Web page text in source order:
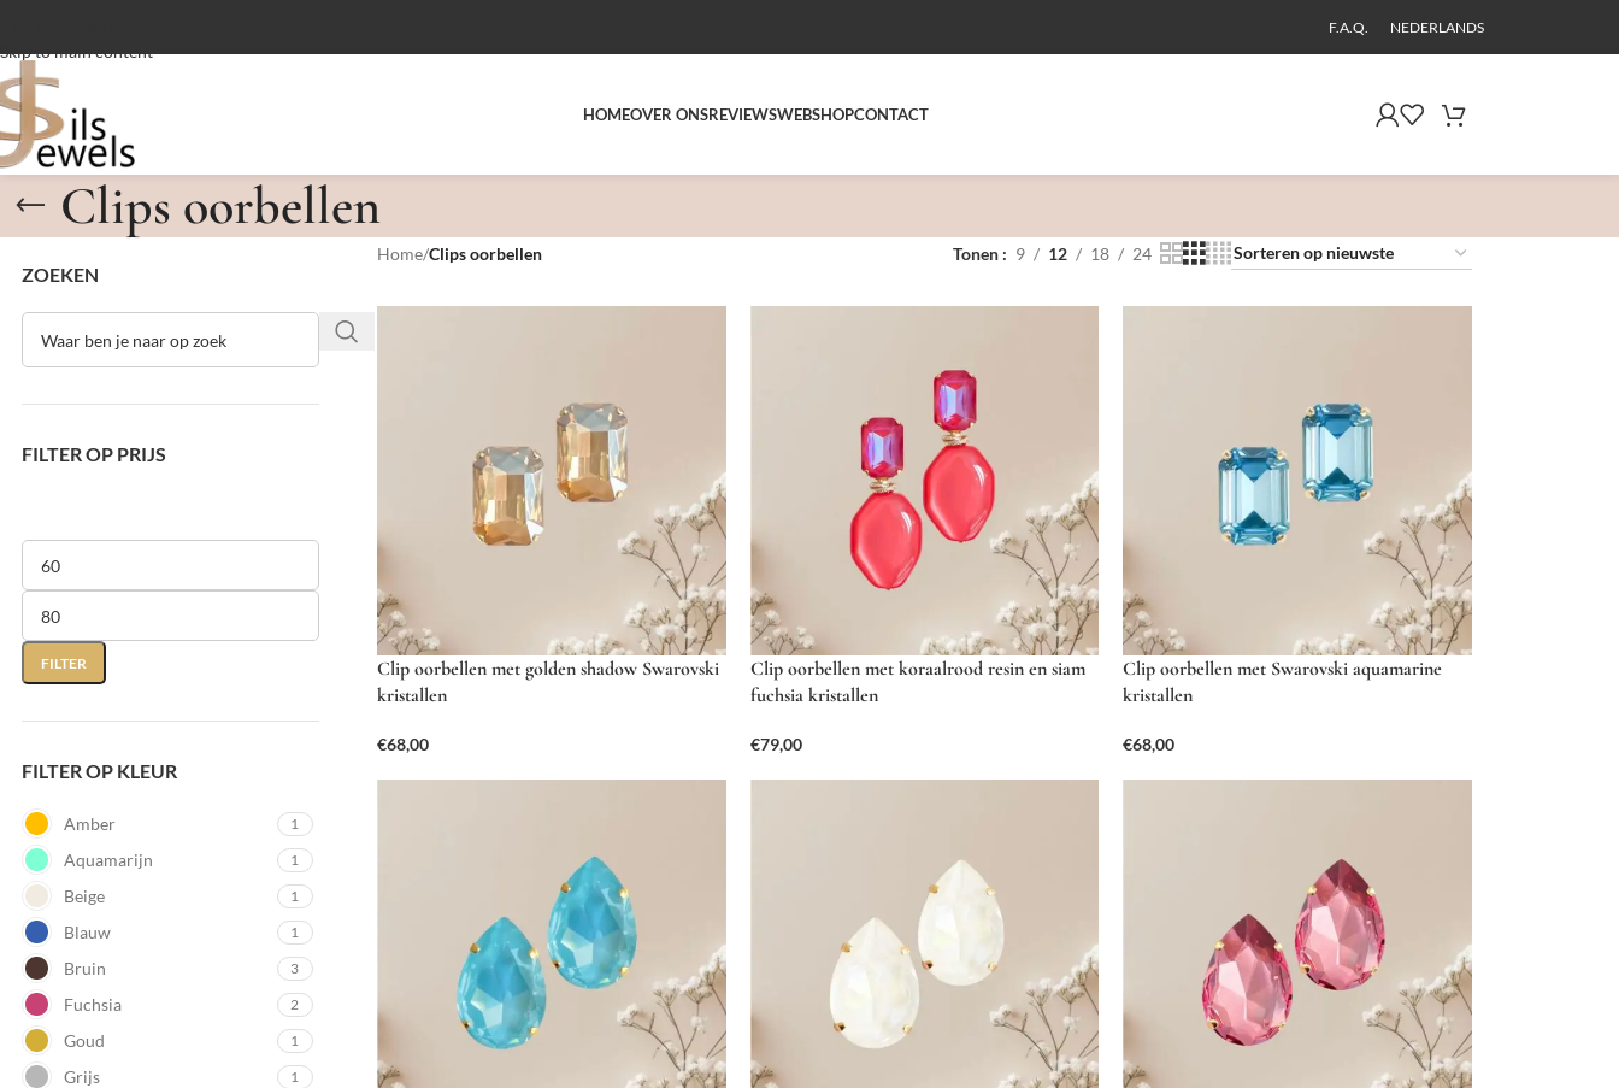
Skip to main content
F.A.Q. NEDERLANDS
HOMEOVER ONSREVIEWSWEBSHOPCONTACT
Clips oorbellen
ZOEKEN
FILTER OP PRIJS
FILTER
FILTER OP KLEUR
Amber 1
Aquamarijn 1
Beige 1
Blauw 1
Bruin 3
Fuchsia 2
Goud 1
Grijs 1
Home/Clips oorbellen Tonen 9 12 18 24
Clip oorbellen met golden shadow Swarovski
kristallen
€68,00
Clip oorbellen met koraalrood resin en siam
fuchsia kristallen
€79,00
Clip oorbellen met Swarovski aquamarine
kristallen
€68,00